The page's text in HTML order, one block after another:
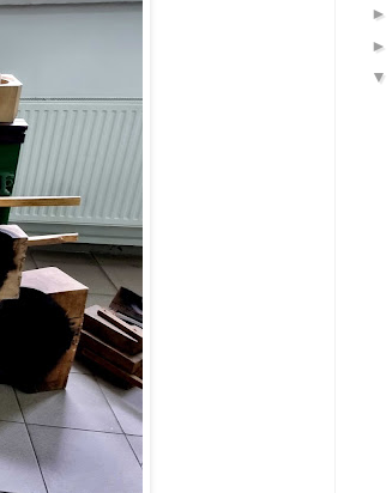
►
►
▼